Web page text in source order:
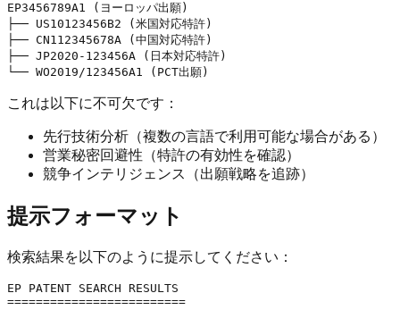
EP3456789A1 (ヨーロッパ出願)
├── US10123456B2 (米国対応特許)
├── CN112345678A (中国対応特許)
├── JP2020-123456A (日本対応特許)
これは以下に不可欠です：
先行技術分析（複数の言語で利用可能な場合がある）
営業秘密回避性（特許の有効性を確認）
競争インテリジェンス（出願戦略を追跡）
提示フォーマット
検索結果を以下のように提示してください：
EP PATENT SEARCH RESULTS
=========================